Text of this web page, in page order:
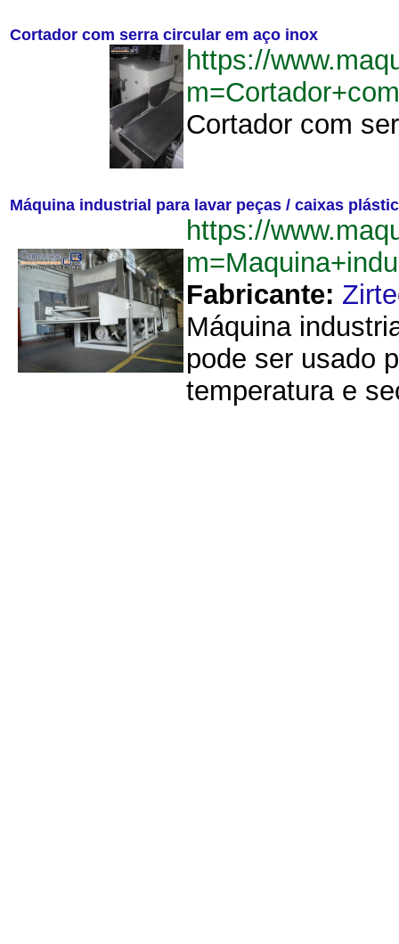
Cortador com serra circular em aço inox
https://
Cortador com
Máquina industrial para lavar peças / caixas
https://
Fabricante:
Máquina
pode ser usado
temperatura e